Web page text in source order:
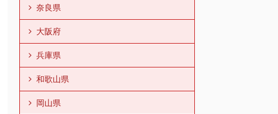
奈良県
大阪府
兵庫県
和歌山県
岡山県